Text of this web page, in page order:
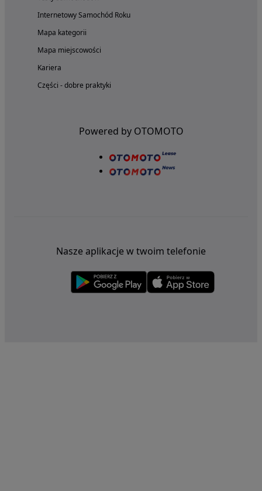
Internetowy Samochód Roku
Mapa kategorii
Mapa miejscowości
Kariera
Części - dobre praktyki
Powered by OTOMOTO
Nasze aplikacje w twoim telefonie